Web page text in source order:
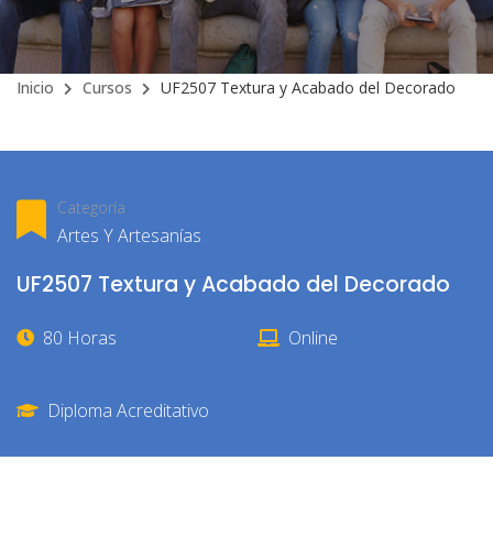
Inicio Cursos UF2507 Textura y Acabado del Decorado
Categoría
Artes Y Artesanías
UF2507 Textura y Acabado del Decorado
80 Horas Online
Diploma Acreditativo